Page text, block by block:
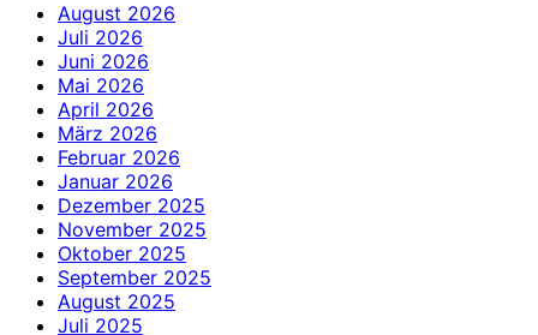
August 2026
Juli 2026
Juni 2026
Mai 2026
April 2026
März 2026
Februar 2026
Januar 2026
Dezember 2025
November 2025
Oktober 2025
September 2025
August 2025
Juli 2025